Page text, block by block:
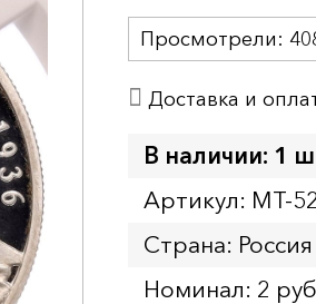
Просмотрели:
Доставка и
В наличии: 1
Артикул: MT-
Страна: Россия
Номинал: 2